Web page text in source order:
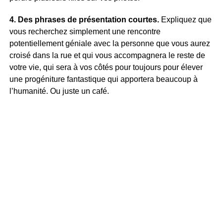
4. Des phrases de présentation courtes.Expliquez que
vous recherchez simplement une rencontre
potentiellement géniale avec la personne que vous aurez
croisé dans la rue et qui vous accompagnera le reste de
votre vie, qui sera à vos côtés pour toujours pour élever
une progéniture fantastique qui apportera beaucoup à
l’humanité. Ou juste un café.